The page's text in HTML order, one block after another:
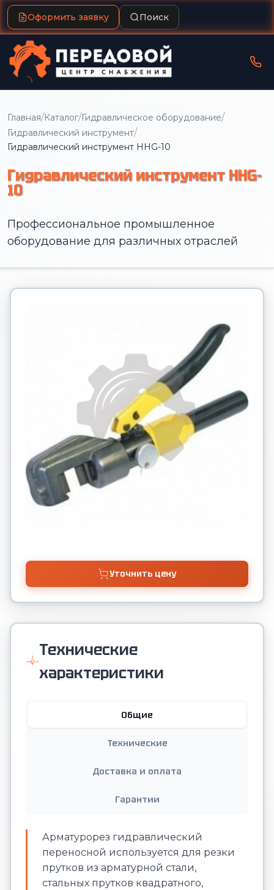
Оформить заявку Поиск
Главная/Каталог/Гидравлическое оборудование/
Гидравлический инструмент/
Гидравлический инструмент HHG-10
Гидравлический инструмент HHG-
10
Профессиональное промышленное
оборудование для различных отраслей
Уточнить цену
Технические
характеристики
Общие
Технические
Доставка и оплата
Гарантии
Арматурорез гидравлический
переносной используется для резки
прутков из арматурной стали,
стальных прутков квадратного,